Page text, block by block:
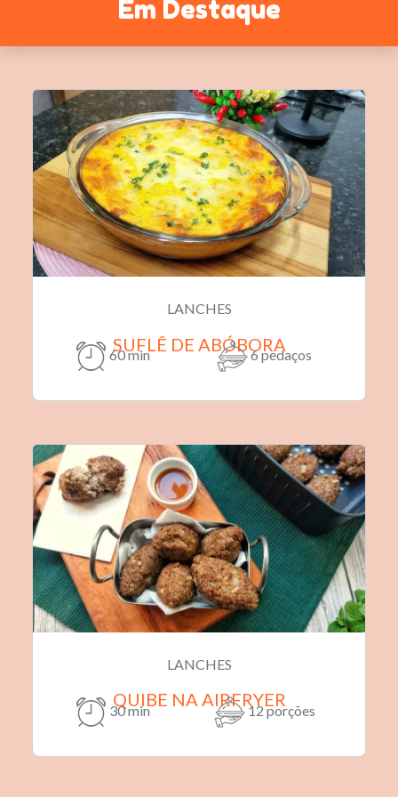
Em Destaque
LANCHES
SUFLÊ DE ABÓBORA
60 min 6 pedaços
LANCHES
QUIBE NA AIRFRYER
30 min 12 porções